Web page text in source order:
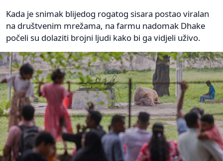
Kada je snimak blijedog rogatog sisara postao viralan
na društvenim mrežama, na farmu nadomak Dhake
počeli su dolaziti brojni ljudi kako bi ga vidjeli uživo.